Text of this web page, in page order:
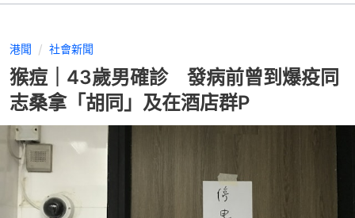
港聞 社會新聞
猴痘｜43歲男確診 發病前曾到爆疫同
志桑拿「胡同」及在酒店群P